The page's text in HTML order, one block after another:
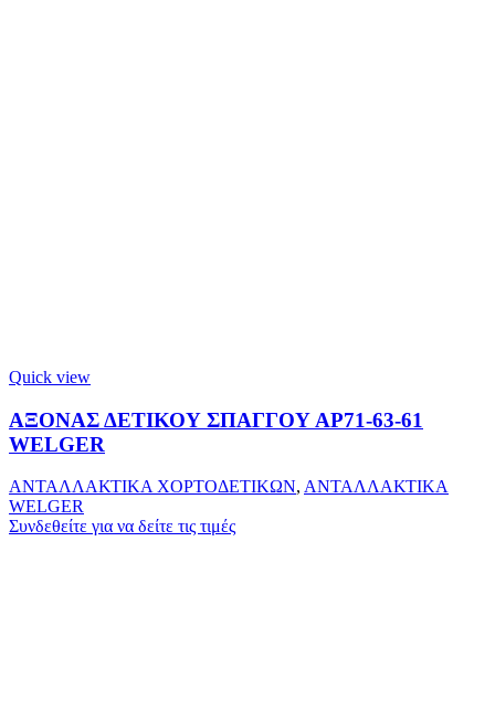
Quick view
ΑΞΟΝΑΣ ΔΕΤΙΚΟΥ ΣΠΑΓΓΟΥ ΑΡ71-63-61
WELGER
ΑΝΤΑΛΛΑΚΤΙΚΑ ΧΟΡΤΟΔΕΤΙΚΩΝ, ΑΝΤΑΛΛΑΚΤΙΚΑ
WELGER
Συνδεθείτε για να δείτε τις τιμές